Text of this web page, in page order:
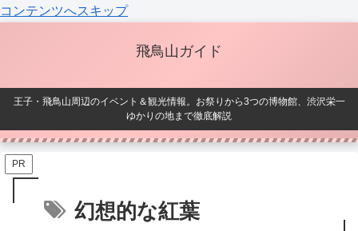
コンテンツへスキップ
飛鳥山ガイド
王子・飛鳥山周辺のイベント＆観光情報。お祭りから3つの博物館、渋沢栄一
ゆかりの地まで徹底解説
PR
幻想的な紅葉